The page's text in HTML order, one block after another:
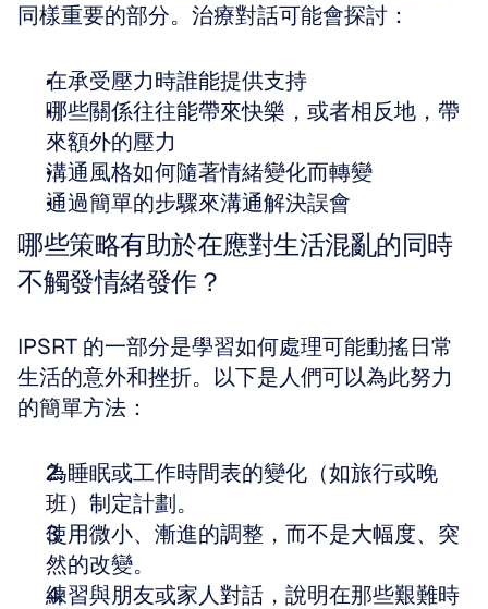
同樣重要的部分。治療對話可能會探討：
在承受壓力時誰能提供支持
哪些關係往往能帶來快樂，或者相反地，帶
來額外的壓力
溝通風格如何隨著情緒變化而轉變
通過簡單的步驟來溝通解決誤會
哪些策略有助於在應對生活混亂的同時
不觸發情緒發作？
IPSRT 的一部分是學習如何處理可能動搖日常
生活的意外和挫折。以下是人們可以為此努力
的簡單方法：
為睡眠或工作時間表的變化（如旅行或晚
班）制定計劃。
使用微小、漸進的調整，而不是大幅度、突
然的改變。
練習與朋友或家人對話，說明在那些艱難時